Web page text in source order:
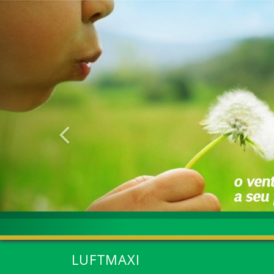
Anterior
LUFTMAXI